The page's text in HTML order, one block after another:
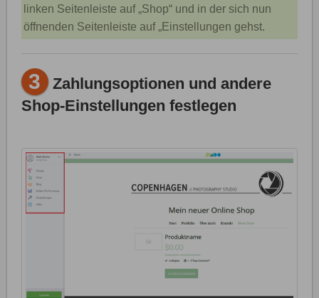
linken Seitenleiste auf „Shop“ und in der sich nun
öffnenden Seitenleiste auf „Einstellungen gehst.
3 Zahlungsoptionen und andere
Shop-Einstellungen festlegen